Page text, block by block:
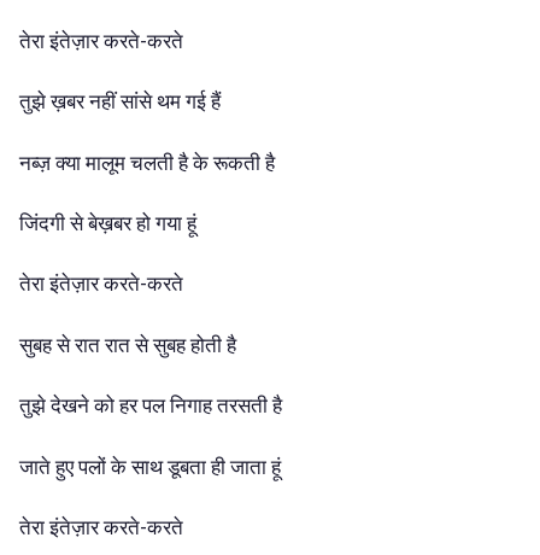
तेरा इंतेज़ार करते-करते
तुझे ख़बर नहीं सांसे थम गई हैं
नब्ज़ क्या मालूम चलती है के रूकती है
जिंदगी से बेख़बर हो गया हूं
तेरा इंतेज़ार करते-करते
सुबह से रात रात से सुबह होती है
तुझे देखने को हर पल निगाह तरसती है
जाते हुए पलों के साथ डूबता ही जाता हूं
तेरा इंतेज़ार करते-करते